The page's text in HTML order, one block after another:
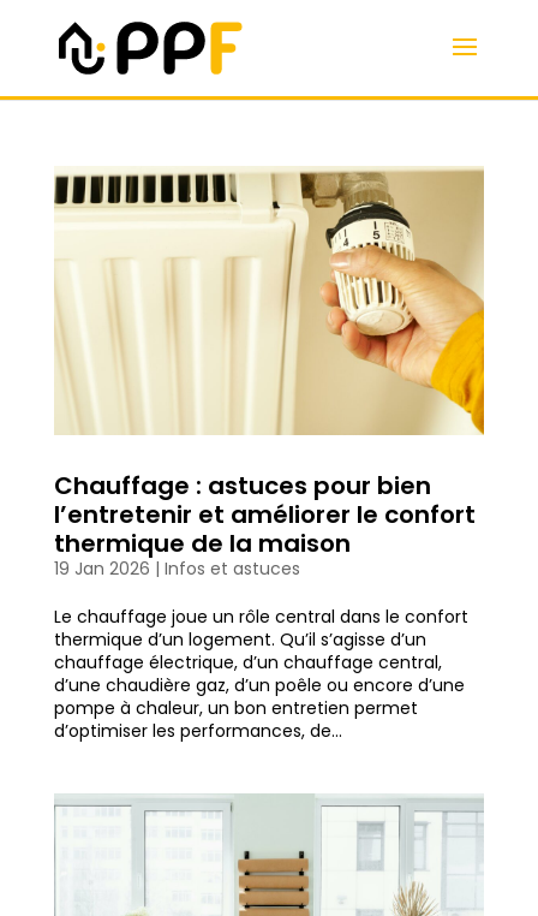
Chauffage : astuces pour bien
l’entretenir et améliorer le confort
thermique de la maison
19 Jan 2026 | Infos et astuces
Le chauffage joue un rôle central dans le confort
thermique d’un logement. Qu’il s’agisse d’un
chauffage électrique, d’un chauffage central,
d’une chaudière gaz, d’un poêle ou encore d’une
pompe à chaleur, un bon entretien permet
d’optimiser les performances, de...